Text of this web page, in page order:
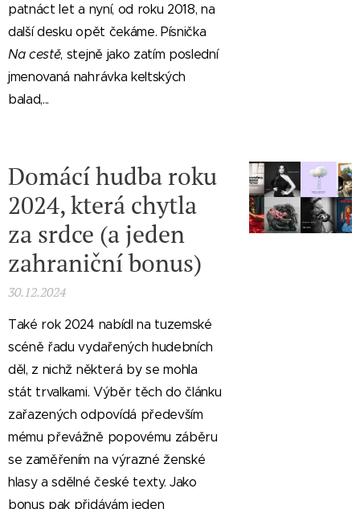
patnáct let a nyní, od roku 2018, na
další desku opět čekáme. Písnička
Na cestě, stejně jako zatím poslední
jmenovaná nahrávka keltských
balad,...
Domácí hudba roku
2024, která chytla
za srdce (a jeden
zahraniční bonus)
30.12.2024
Také rok 2024 nabídl na tuzemské
scéně řadu vydařených hudebních
děl, z nichž některá by se mohla
stát trvalkami. Výběr těch do článku
zařazených odpovídá především
mému převážně popovému záběru
se zaměřením na výrazné ženské
hlasy a sdělné české texty. Jako
bonus pak přidávám jeden